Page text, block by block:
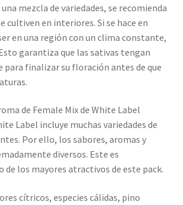
mezcla de variedades, se recomienda
cultiven en interiores. Si se hace en
en una región con un clima constante,
garantiza que las sativas tengan
finalizar su floración antes de que
de Female Mix de White Label
Label incluye muchas variedades de
Por ello, los sabores, aromas y
diversos. Este es
de los mayores atractivos de este pack.
cítricos, especies cálidas, pino